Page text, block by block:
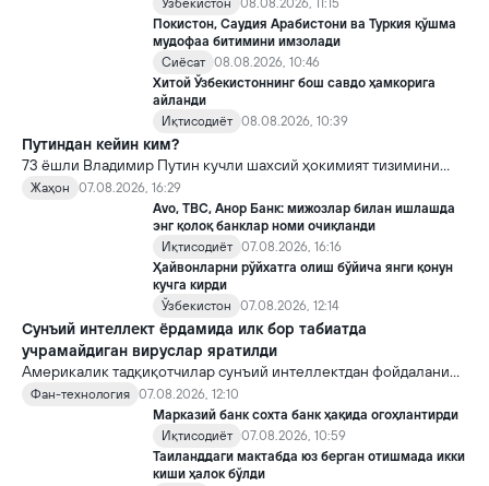
Ўзбекистон
08.08.2026, 11:15
Покистон, Саудия Арабистони ва Туркия қўшма
мудофаа битимини имзолади
Сиёсат 08.08.2026, 10:46
Хитой Ўзбекистоннинг бош савдо ҳамкорига
айланди
Иқтисодиёт 08.08.2026, 10:39
Путиндан кейин ким?
73 ёшли Владимир Путин кучли шахсий ҳокимият тизимини
яратди, аммо ундан кейин ким келиши ва ҳокимиятни
топшириш механизми ҳали ноаниқ. Таҳлилчилар фикрича, бу
Кремлда ворислик жангига олиб келиши мумкин.
Жаҳон
07.08.2026, 16:29
Avo, TBC, Анор Банк: мижозлар билан ишлашда
энг қолоқ банклар номи очиқланди
Иқтисодиёт 07.08.2026, 16:16
Ҳайвонларни рўйхатга олиш бўйича янги қонун
кучга кирди
Ўзбекистон
07.08.2026, 12:14
Сунъий интеллект ёрдамида илк бор табиатда
учрамайдиган вируслар яратилди
Америкалик тадқиқотчилар сунъий интеллектдан фойдаланиб
16 та вирус яратди. Бу кашфиёт янги ютуқларга умид уйғотиш
билан бирга, ундан нотўғри мақсадда фойдаланиш борасидаги
хавотирларни ҳам кучайтирмоқда.
Фан-технология 07.08.2026, 12:10
Марказий банк сохта банк ҳақида огоҳлантирди
Иқтисодиёт 07.08.2026, 10:59
Таиланддаги мактабда юз берган отишмада икки
киши ҳалок бўлди